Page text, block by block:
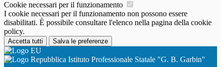
Cookie necessari per il funzionamento
I cookie necessari per il funzionamento non possono essere
disabilitati. È possibile consultare l'elenco nella pagina della cookie
policy.
Accetta tutti Salva le preferenze
Istituto Professionale Statale "G. B. Garbin"